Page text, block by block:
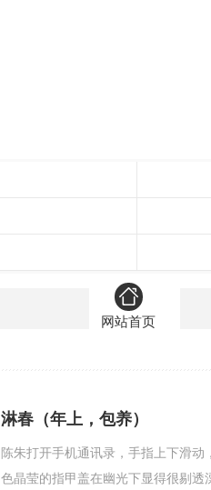
网站首页
淋春（年上，包养）
陈朱打开手机通讯录，手指上下滑
色晶莹的指甲盖在幽光下显得很剔透